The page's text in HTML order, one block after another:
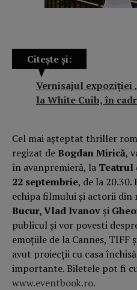
Citește și:
Vernisajul expoziției
la White Cuib, în
Cel mai așteptat thriller
regizat deBogdan Mirică,
în avanpremieră, la Teatrul
22 septembrie, de la
echipa filmului și actorii
Bucur, Vlad Ivanov și
publicul și vor povesti
emoțiile de la Cannes, TIFF
avut proiecții cu casa
importante. Biletele pot fi
www.eventbook.ro.